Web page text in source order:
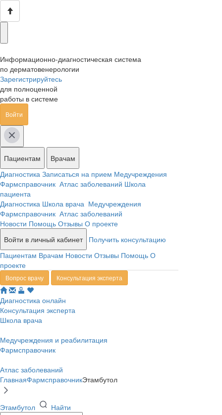
Информационно-диагностическая система
по дерматовенерологии
Зарегистрируйтесь
для полноценной
работы в системе
Войти
Пациентам
Врачам
Диагностика Записаться на прием Медучреждения
Фармсправочник Атлас заболеваний Школа
пациента
Диагностика Школа врача Медучреждения
Фармсправочник Атлас заболеваний
Новости Помощь Отзывы О проекте
Войти в личный кабинет
Получить консультацию
Пациентам Врачам Новости Отзывы Помощь О
проекте
Вопрос врачу Консультация эксперта
Диагностика онлайн
Консультация эксперта
Школа врача
Медучреждения и реабилитация
Фармсправочник
Атлас заболеваний
ГлавнаяФармсправочникЭтамбутол
Этамбутол Найти